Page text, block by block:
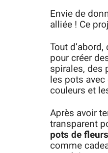
Envie de
alliée ! Ce
Tout
pour créer
spirales,
les pots avec
couleurs et
Après avoir
transparent
pots de fleurs
comme